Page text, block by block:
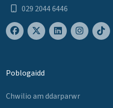
029 2044 6446
Poblogaidd
Chwilio am ddarparwr